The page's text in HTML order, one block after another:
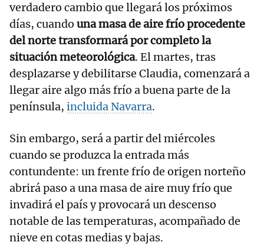
verdadero cambio que llegará los próximos
días, cuando una masa de aire frío procedente
del norte transformará por completo la
situación meteorológica. El martes, tras
desplazarse y debilitarse Claudia, comenzará a
llegar aire algo más frío a buena parte de la
península, incluida Navarra.
Sin embargo, será a partir del miércoles
cuando se produzca la entrada más
contundente: un frente frío de origen norteño
abrirá paso a una masa de aire muy frío que
invadirá el país y provocará un descenso
notable de las temperaturas, acompañado de
nieve en cotas medias y bajas.